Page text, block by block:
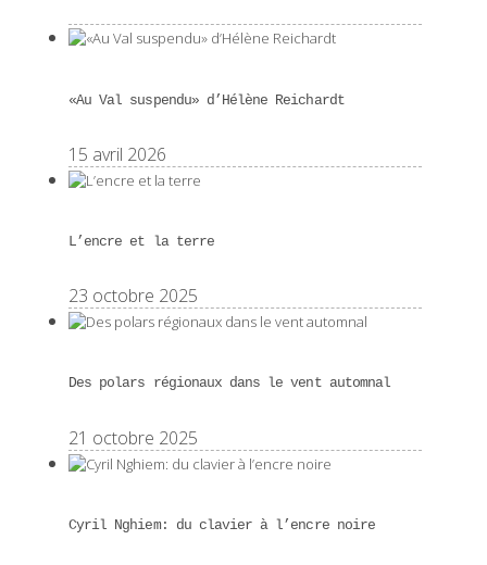
«Au Val suspendu» d’Hélène Reichardt
15 avril 2026
L’encre et la terre
23 octobre 2025
Des polars régionaux dans le vent automnal
21 octobre 2025
Cyril Nghiem: du clavier à l’encre noire